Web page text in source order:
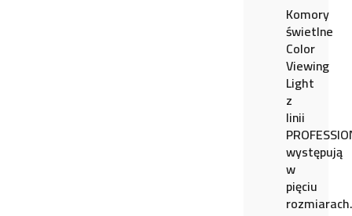
Komory
świetlne
Color
Viewing
Light
z
linii
występują
w
pięciu
rozmiarach.